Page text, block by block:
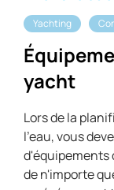
Yachting
yacht
Lors de la
l'eau, vous
d'équipements
de n'importe